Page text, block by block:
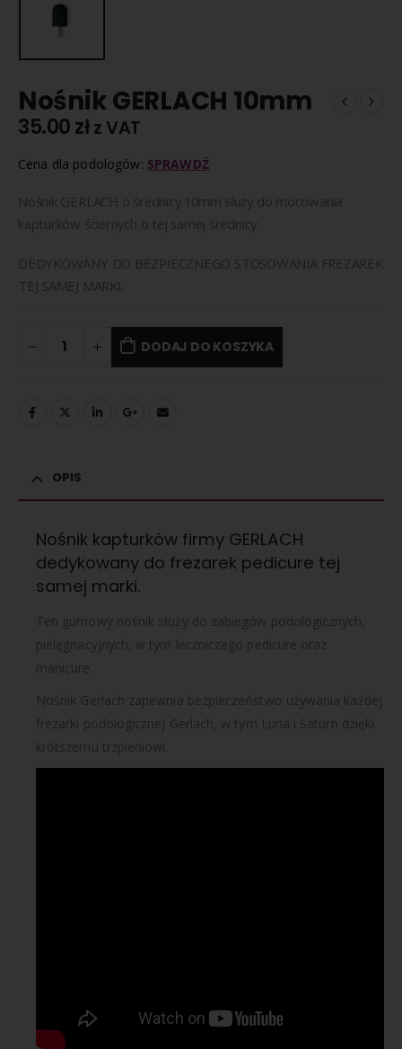
Nośnik GERLACH 10mm
35.00zł z VAT
Cena dla podologów: SPRAWDŹ
Nośnik GERLACH o średnicy 10mm służy do mocowania
kapturków ściernych o tej samej średnicy.
DEDYKOWANY DO BEZPIECZNEGO STOSOWANIA FREZAREK
TEJ SAMEJ MARKI.
DODAJ DO KOSZYKA
OPIS
Nośnik kapturków firmy GERLACH
dedykowany do frezarek pedicure tej
samej marki.
Ten gumowy nośnik służy do zabiegów podologicznych,
pielęgnacyjnych, w tym leczniczego pedicure oraz
manicure.
Nośnik Gerlach zapewnia bezpieczeństwo używania każdej
frezarki podologicznej Gerlach, w tym Luna i Saturn dzięki
krótszemu trzpieniowi.